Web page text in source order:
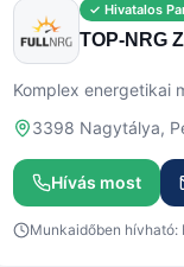
✓ Hivatalos
TOP-NRG
Komplex energetikai
3398 Nagytálya,
Hívás most
Munkaidőben hívható: